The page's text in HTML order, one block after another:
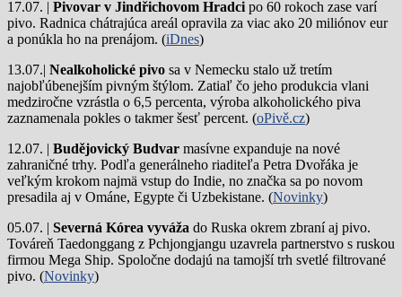
17.07. | Pivovar v Jindřichovom Hradci po 60 rokoch zase varí
pivo. Radnica chátrajúca areál opravila za viac ako 20 miliónov eur
a ponúkla ho na prenájom. (iDnes)
13.07.| Nealkoholické pivo sa v Nemecku stalo už tretím
najobľúbenejším pivným štýlom. Zatiaľ čo jeho produkcia vlani
medziročne vzrástla o 6,5 percenta, výroba alkoholického piva
zaznamenala pokles o takmer šesť percent. (oPivě.cz)
12.07. | Budějovický Budvar masívne expanduje na nové
zahraničné trhy. Podľa generálneho riaditeľa Petra Dvořáka je
veľkým krokom najmä vstup do Indie, no značka sa po novom
presadila aj v Ománe, Egypte či Uzbekistane. (Novinky)
05.07. | Severná Kórea vyváža do Ruska okrem zbraní aj pivo.
Továreň Taedonggang z Pchjongjangu uzavrela partnerstvo s ruskou
firmou Mega Ship. Spoločne dodajú na tamojší trh svetlé filtrované
pivo. (Novinky)